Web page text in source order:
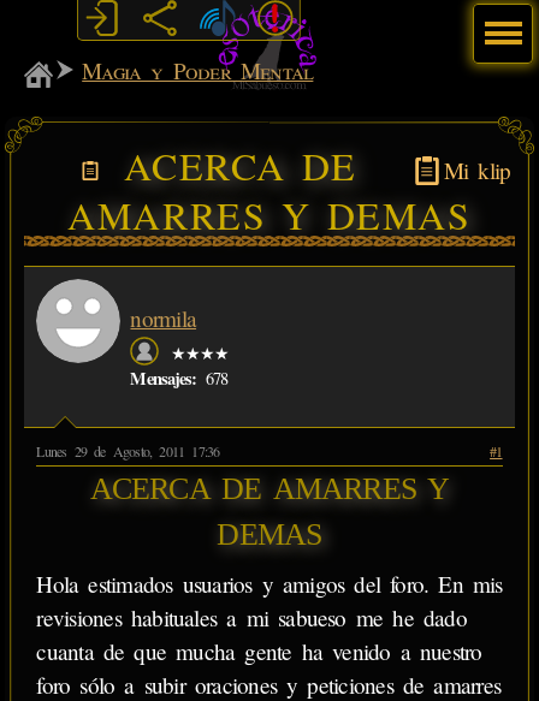
MiSabueso
Magia y Poder Mental
Mi klip
ACERCA DE
AMARRES Y DEMAS
normila
★★★★
Mensajes: 678
Lunes 29 de Agosto, 2011 17:36 #1
ACERCA DE AMARRES Y
DEMAS
Hola estimados usuarios y amigos del foro. En mis
revisiones habituales a mi sabueso me he dado
cuanta de que mucha gente ha venido a nuestro
foro sólo a subir oraciones y peticiones de amarres
Menú